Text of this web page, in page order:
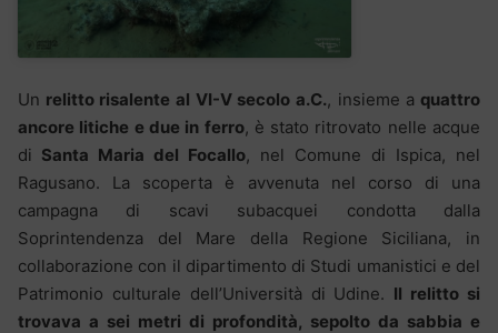
Un relitto risalente al VI-V secolo a.C., insieme a quattro
ancore litiche e due in ferro, è stato ritrovato nelle acque
di Santa Maria del Focallo, nel Comune di Ispica, nel
Ragusano. La scoperta è avvenuta nel corso di una
campagna di scavi subacquei condotta dalla
Soprintendenza del Mare della Regione Siciliana, in
collaborazione con il dipartimento di Studi umanistici e del
Patrimonio culturale dell’Università di Udine. Il relitto si
trovava a sei metri di profondità, sepolto da sabbia e